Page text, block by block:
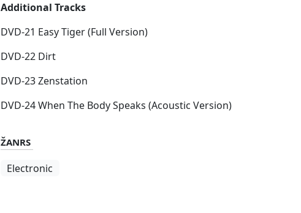
Additional Tracks
DVD-21 Easy Tiger (Full Version)
DVD-22 Dirt
DVD-23 Zenstation
DVD-24 When The Body Speaks (Acoustic Version)
ŽANRS
Electronic